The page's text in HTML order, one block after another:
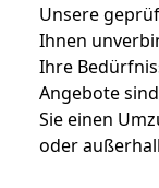
Unsere
Ihnen
Ihre
Angebote
Sie einen
oder